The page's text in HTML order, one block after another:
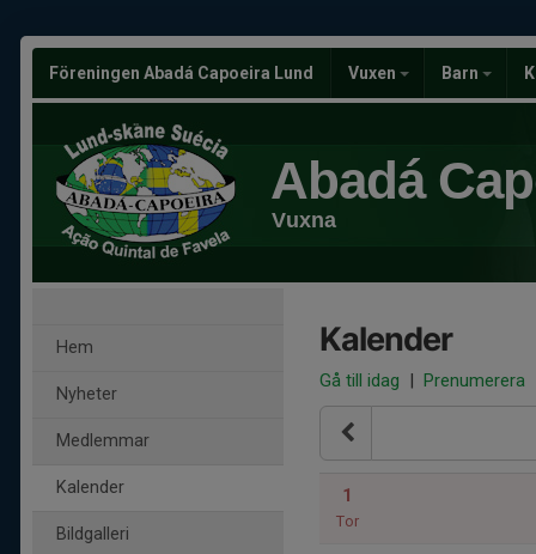
Föreningen Abadá Capoeira Lund Vuxen Barn
Abadá
Vuxna
Hem
Nyheter
Medlemmar
Kalender
Bildgalleri
Kalender
Gå till idag | Prenumerera
1
Tor